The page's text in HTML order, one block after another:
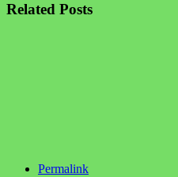
Related Posts
Permalink